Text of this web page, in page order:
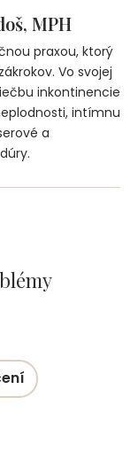
MPH
praxou, ktorý
zákrokov. Vo svojej
inkontinencie
intímnu
a